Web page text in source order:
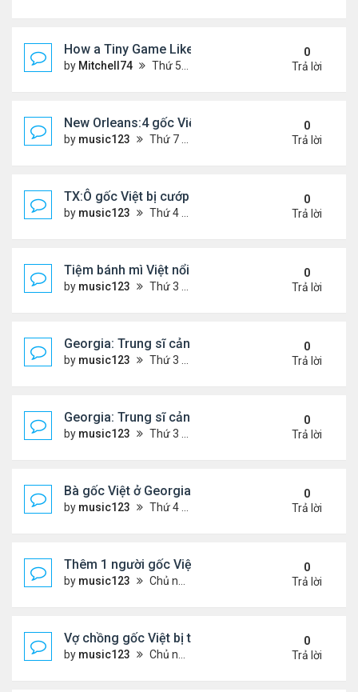
How a Tiny Game Like Eggy Car Turned My Chill
by Mitchell74 Thứ 5 Tháng 1 29, 2026 12:18 am
0
Trả lời
New Orleans:4 gốc Việt bị bắt vì buôn bán 400
by music123 Thứ 7 Tháng 1 24, 2026 5:06 pm
0
Trả lời
TX:Ô gốc Việt bị cướp sát hại khi bán hàng qua
by music123 Thứ 4 Tháng 1 21, 2026 7:08 pm
0
Trả lời
Tiệm bánh mì Việt nổi tiếng ở Australia đóng cửa
by music123 Thứ 3 Tháng 1 20, 2026 3:10 pm
0
Trả lời
Georgia: Trung sĩ cảnh sát gốc Việt, qua đời ở tuổi
by music123 Thứ 3 Tháng 1 20, 2026 2:48 pm
0
Trả lời
Georgia: Trung sĩ cảnh sát gốc Việt, qua đời ở tuổi
by music123 Thứ 3 Tháng 1 20, 2026 2:47 pm
0
Trả lời
Bà gốc Việt ở Georgia bị bắt vì nhốt trẻ em trong
by music123 Thứ 4 Tháng 12 24, 2025 6:52 pm
0
Trả lời
Thêm 1 người gốc Việt được Đức Giáo Hoàng...
by music123 Chủ nhật Tháng 12 21, 2025 5:03 pm
0
Trả lời
Vợ chồng gốc Việt bị truy tố khai man $127 triệu...
by music123 Chủ nhật Tháng 12 21, 2025 4:55 pm
0
Trả lời